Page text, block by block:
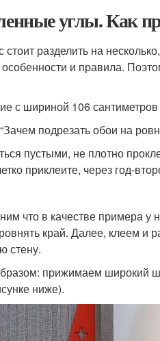
углы. Как
разделить на
и правила.
с шириной 106
подрезать обои на
пустыми, не плотно
приклеите, через год-
что в качестве примера
край. Далее, клеем и
стену.
прижимаем широкий
ниже).